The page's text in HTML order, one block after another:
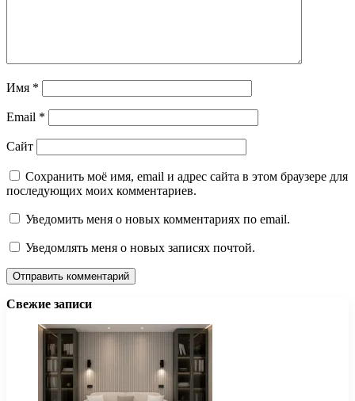
Имя *
Email *
Сайт
Сохранить моё имя, email и адрес сайта в этом браузере для
последующих моих комментариев.
Уведомить меня о новых комментариях по email.
Уведомлять меня о новых записях почтой.
Свежие записи